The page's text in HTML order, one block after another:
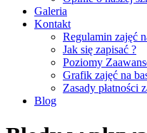
Galeria
Kontakt
Regulamin zajęć
Jak się zapisać ?
Poziomy
Grafik zajęć na
Zasady płatności
Blog